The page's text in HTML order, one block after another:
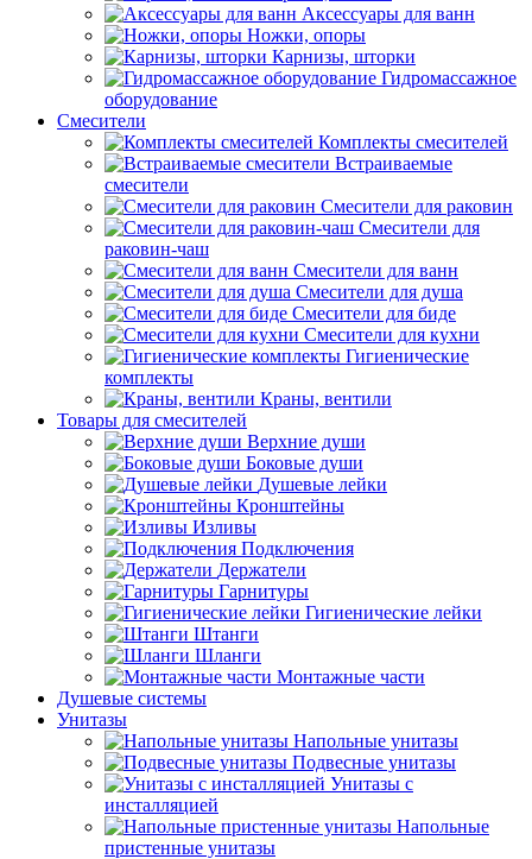
Аксессуары для ванн
Ножки, опоры
Карнизы, шторки
Гидромассажное
оборудование
Смесители
Комплекты смесителей
Встраиваемые
смесители
Смесители для раковин
Смесители для
раковин-чаш
Смесители для ванн
Смесители для душа
Смесители для биде
Смесители для кухни
Гигиенические
комплекты
Краны, вентили
Товары для смесителей
Верхние души
Боковые души
Душевые лейки
Кронштейны
Изливы
Подключения
Держатели
Гарнитуры
Гигиенические лейки
Штанги
Шланги
Монтажные части
Душевые системы
Унитазы
Напольные унитазы
Подвесные унитазы
Унитазы с
инсталляцией
Напольные
пристенные унитазы